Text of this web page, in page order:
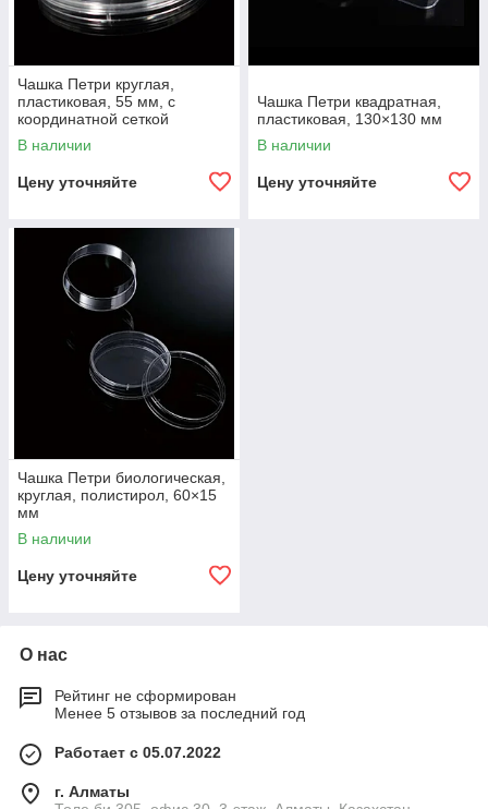
Чашка Петри круглая,
пластиковая, 55 мм, с
координатной сеткой
(упаковка 10 шт.)
В наличии
Цену уточняйте
Чашка Петри квадратная,
пластиковая, 130×130 мм
В наличии
Цену уточняйте
Чашка Петри биологическая,
круглая, полистирол, 60×15
мм
В наличии
Цену уточняйте
О нас
Рейтинг не сформирован
Менее 5 отзывов за последний год
Работает с 05.07.2022
г. Алматы